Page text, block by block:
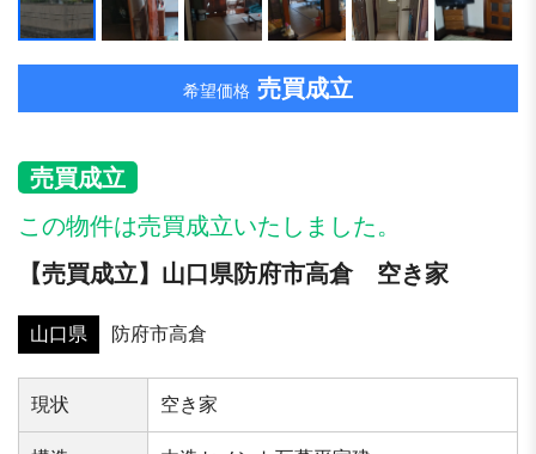
希望価格 売買成立
売買成立
この物件は売買成立いたしました。
【売買成立】山口県防府市高倉 空き家
山口県 防府市高倉
現状 空き家